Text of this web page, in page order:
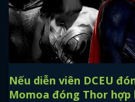
Nếu diễn viên DCEU
Momoa đóng Thor hợp